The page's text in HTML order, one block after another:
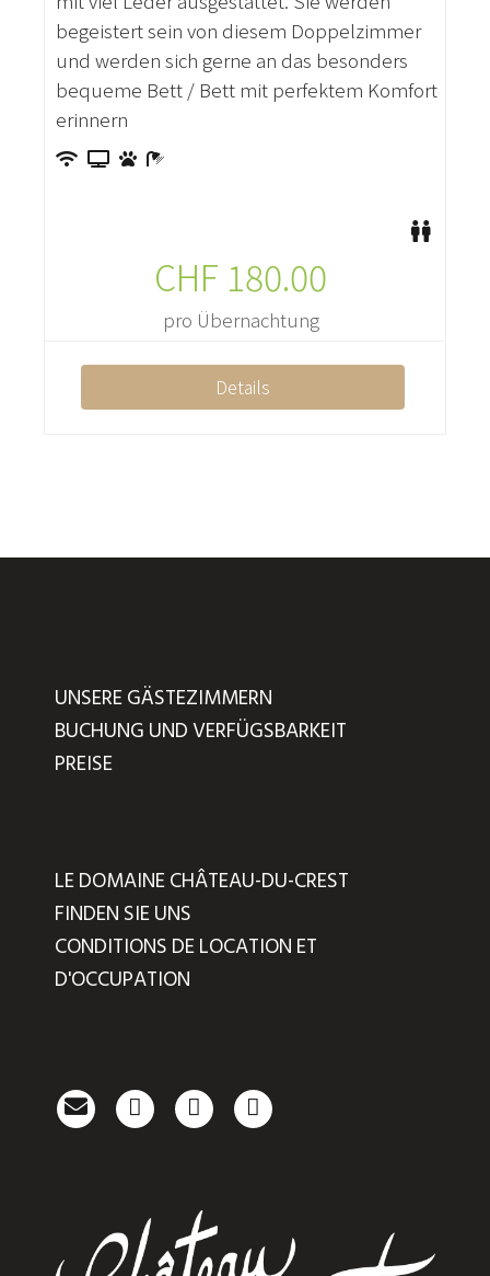
begeistert sein von diesem Doppelzimmer
und werden sich gerne an das besonders
bequeme Bett / Bett mit perfektem Komfort
erinnern
CHF 180.00
pro Übernachtung
Details
UNSERE GÄSTEZIMMERN
BUCHUNG UND VERFÜGSBARKEIT
PREISE
LE DOMAINE CHÂTEAU-DU-CREST
FINDEN SIE UNS
CONDITIONS DE LOCATION ET
D'OCCUPATION